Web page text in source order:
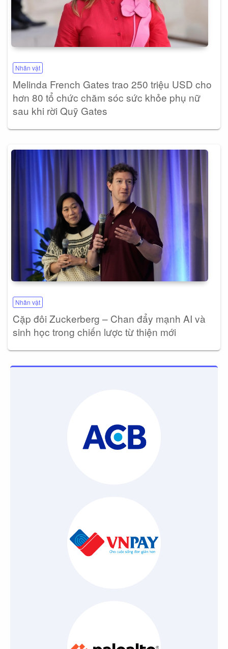
Nhân vật
Melinda French Gates trao 250 triệu USD cho
hơn 80 tổ chức chăm sóc sức khỏe phụ nữ
sau khi rời Quỹ Gates
Nhân vật
Cặp đôi Zuckerberg – Chan đẩy mạnh AI và
sinh học trong chiến lược từ thiện mới